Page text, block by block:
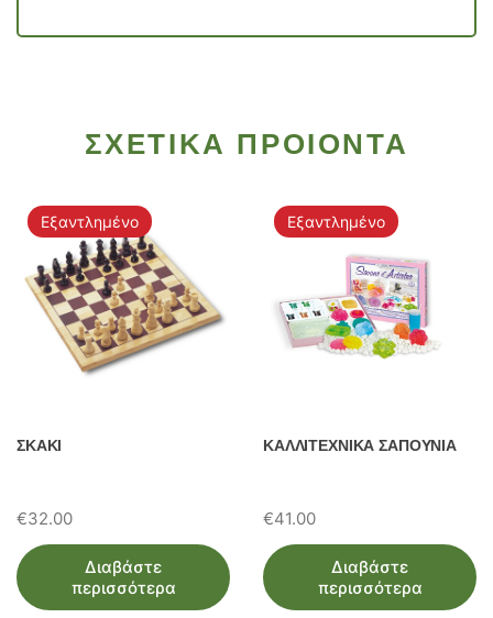
ΣΧΕΤΙΚΑ ΠΡΟΙΟΝΤΑ
Εξαντλημένο
ΣΚΑΚΙ
€32.00
Διαβάστε
περισσότερα
Εξαντλημένο
ΚΑΛΛΙΤΕΧΝΙΚΑ ΣΑΠΟΥΝΙΑ
€41.00
Διαβάστε
περισσότερα